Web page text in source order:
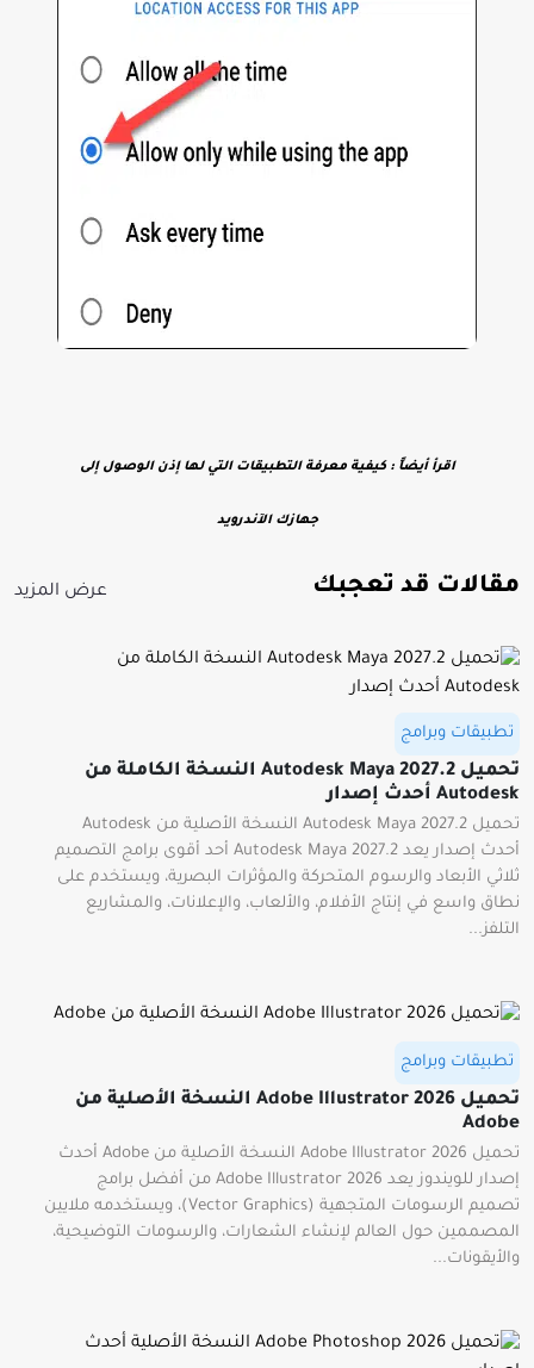
اقرأ أيضاً : كيفية معرفة التطبيقات التي لها إذن الوصول إلى
جهازك الآندرويد
مقالات قد تعجبك عرض المزيد
تطبيقات وبرامج
تحميل Autodesk Maya 2027.2 النسخة الكاملة من
Autodesk أحدث إصدار
تحميل Autodesk Maya 2027.2 النسخة الأصلية من Autodesk
أحدث إصدار يعد Autodesk Maya 2027.2 أحد أقوى برامج التصميم
ثلاثي الأبعاد والرسوم المتحركة والمؤثرات البصرية، ويستخدم على
نطاق واسع في إنتاج الأفلام، والألعاب، والإعلانات، والمشاريع
التلفز...
تطبيقات وبرامج
تحميل Adobe Illustrator 2026 النسخة الأصلية من
Adobe
تحميل Adobe Illustrator 2026 النسخة الأصلية من Adobe أحدث
إصدار للويندوز يعد Adobe Illustrator 2026 من أفضل برامج
تصميم الرسومات المتجهية (Vector Graphics)، ويستخدمه ملايين
المصممين حول العالم لإنشاء الشعارات، والرسومات التوضيحية،
والأيقونات...